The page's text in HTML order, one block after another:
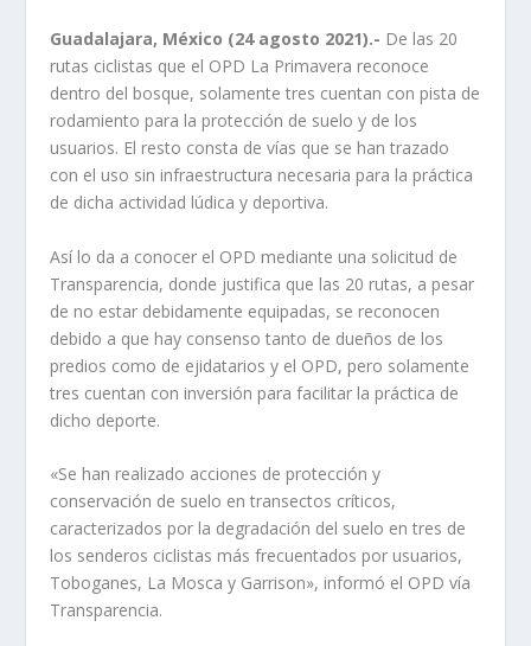
Guadalajara, México (24 agosto 2021).- De las 20
rutas ciclistas que el OPD La Primavera reconoce
dentro del bosque, solamente tres cuentan con pista de
rodamiento para la protección de suelo y de los
usuarios. El resto consta de vías que se han trazado
con el uso sin infraestructura necesaria para la práctica
de dicha actividad lúdica y deportiva.
Así lo da a conocer el OPD mediante una solicitud de
Transparencia, donde justifica que las 20 rutas, a pesar
de no estar debidamente equipadas, se reconocen
debido a que hay consenso tanto de dueños de los
predios como de ejidatarios y el OPD, pero solamente
tres cuentan con inversión para facilitar la práctica de
dicho deporte.
«Se han realizado acciones de protección y
conservación de suelo en transectos críticos,
caracterizados por la degradación del suelo en tres de
los senderos ciclistas más frecuentados por usuarios,
Toboganes, La Mosca y Garrison», informó el OPD vía
Transparencia.